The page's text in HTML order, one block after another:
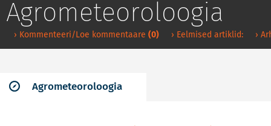
Agrometeoroloogia
› Kommenteeri/Loe kommentaare (0) › Eelmised artiklid: ›
Agrometeoroloogia